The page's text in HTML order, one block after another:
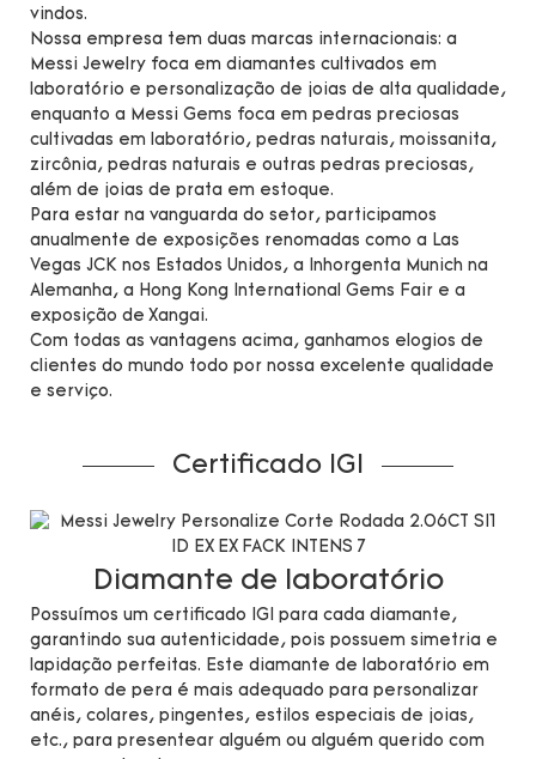
vindos.
Nossa empresa tem duas marcas internacionais: a
Messi Jewelry foca em diamantes cultivados em
laboratório e personalização de joias de alta qualidade,
enquanto a Messi Gems foca em pedras preciosas
cultivadas em laboratório, pedras naturais, moissanita,
zircônia, pedras naturais e outras pedras preciosas,
além de joias de prata em estoque.
Para estar na vanguarda do setor, participamos
anualmente de exposições renomadas como a Las
Vegas JCK nos Estados Unidos, a Inhorgenta Munich na
Alemanha, a Hong Kong International Gems Fair e a
exposição de Xangai.
Com todas as vantagens acima, ganhamos elogios de
clientes do mundo todo por nossa excelente qualidade
e serviço.
Certificado IGI
Diamante de laboratório
Possuímos um certificado IGI para cada diamante,
garantindo sua autenticidade, pois possuem simetria e
lapidação perfeitas. Este diamante de laboratório em
formato de pera é mais adequado para personalizar
anéis, colares, pingentes, estilos especiais de joias,
etc., para presentear alguém ou alguém querido com